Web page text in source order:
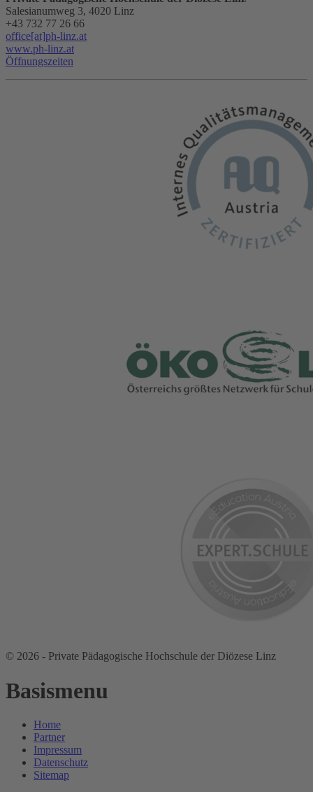
Salesianumweg 3, 4020 Linz
+43 732 77 26 66
office[at]ph-linz.at
www.ph-linz.at
Öffnungszeiten
© 2026 - Private Pädagogische Hochschule der Diözese Linz
Basismenu
Home
Partner
Impressum
Datenschutz
Sitemap